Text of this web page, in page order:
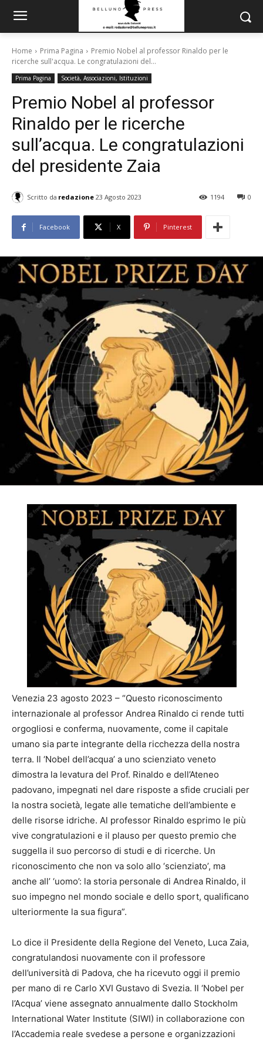
Home Prima Pagina
Premio Nobel al professor Rinaldo per le
ricerche sull'acqua. Le congratulazioni del...
Prima Pagina Società, Associazioni, Istituzioni
Premio Nobel al professor
Rinaldo per le ricerche
sull’acqua. Le congratulazioni
del presidente Zaia
Scritto da redazione 23 Agosto 2023 0
1194
Facebook X Pinterest
Venezia 23 agosto 2023 – “Questo riconoscimento
internazionale al professor Andrea Rinaldo ci rende tutti
orgogliosi e conferma, nuovamente, come il capitale
umano sia parte integrante della ricchezza della nostra
terra. Il ‘Nobel dell’acqua’ a uno scienziato veneto
dimostra la levatura del Prof. Rinaldo e dell’Ateneo
padovano, impegnati nel dare risposte a sfide cruciali per
la nostra società, legate alle tematiche dell’ambiente e
delle risorse idriche. Al professor Rinaldo esprimo le più
vive congratulazioni e il plauso per questo premio che
suggella il suo percorso di studi e di ricerche. Un
riconoscimento che non va solo allo ‘scienziato’, ma
anche all’ ‘uomo’: la storia personale di Andrea Rinaldo, il
suo impegno nel mondo sociale e dello sport, qualificano
ulteriormente la sua figura”.
Lo dice il Presidente della Regione del Veneto, Luca Zaia,
congratulandosi nuovamente con il professore
dell’università di Padova, che ha ricevuto oggi il premio
per mano di re Carlo XVI Gustavo di Svezia. Il ‘Nobel per
l’Acqua’ viene assegnato annualmente dallo Stockholm
International Water Institute (SIWI) in collaborazione con
l’Accademia reale svedese a persone e organizzazioni